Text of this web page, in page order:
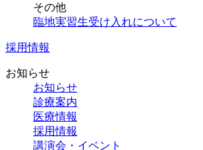
その他
臨地実習生受け入れについて
採用情報
お知らせ
お知らせ
診療案内
医療情報
採用情報
講演会・ イベント